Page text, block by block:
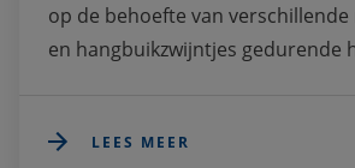
op de behoefte van verschillende
en hangbuikzwijntjes gedurende
LEES MEER